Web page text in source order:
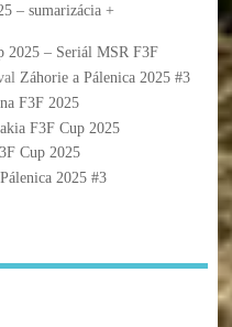
– sumarizácia +
2025 – Seriál MSR F3F
Záhorie a Pálenica 2025 #3
F3F 2025
F3F Cup 2025
Cup 2025
2025 #3